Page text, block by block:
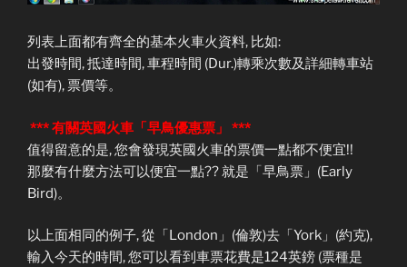
列表上面都有齊全的基本火車火資料, 比如:
出發時間, 抵達時間, 車程時間 (Dur.)轉乘次數及詳細轉車站
(如有), 票價等。
*** 有關英國火車「早鳥優惠票」 ***
值得留意的是, 您會發現英國火車的票價一點都不便宜!!
那麼有什麼方法可以便宜一點?? 就是「早鳥票」(Early
Bird)。
以上面相同的例子, 從「London」(倫敦)去「York」(約克),
輸入今天的時間, 您可以看到車票花費是124英鎊 (票種是